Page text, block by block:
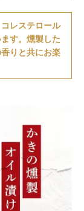
レステロール
す。燻製した
りと共にお楽